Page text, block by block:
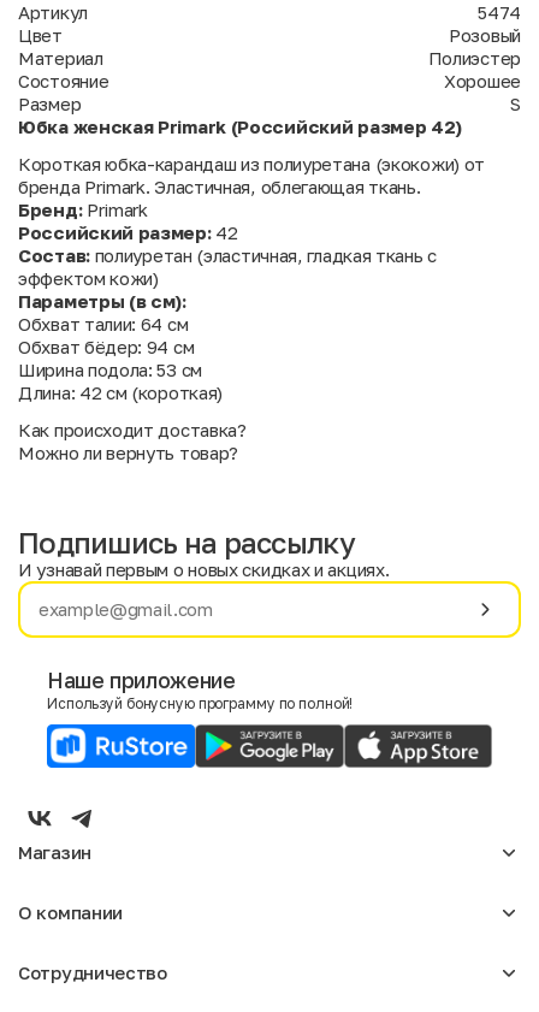
Артикул
5474
Цвет
Розовый
Материал
Полиэстер
Состояние
Хорошее
Размер
S
Юбка женская Primark (Российский размер 42)
Короткая юбка-карандаш из полиуретана (экокожи) от
бренда Primark. Эластичная, облегающая ткань.
Бренд:Primark
Российский размер:42
Состав:полиуретан (эластичная, гладкая ткань с
эффектом кожи)
Параметры (в см):
Обхват талии: 64 см
Обхват бёдер: 94 см
Ширина подола: 53 см
Длина: 42 см (короткая)
Как происходит доставка?
Можно ли вернуть товар?
Имя
E-mail
Мужской
Подпишись на рассылку
И узнавай первым о новых скидках и акциях.
Наше приложение
Используй бонусную программу по полной!
Магазин
Мужское
О компании
Отзывы
Сотрудничество